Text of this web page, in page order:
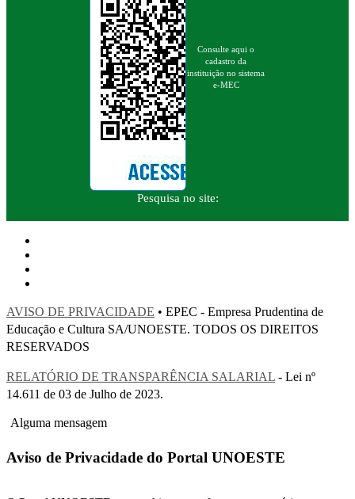
Consulte aqui o
cadastro da
instituição no sistema
e-MEC
Pesquisa no site:
AVISO DE PRIVACIDADE • EPEC - Empresa Prudentina de
Educação e Cultura SA/UNOESTE. TODOS OS DIREITOS
RESERVADOS
RELATÓRIO DE TRANSPARÊNCIA SALARIAL - Lei nº
14.611 de 03 de Julho de 2023.
Alguma mensagem
Aviso de Privacidade do Portal UNOESTE